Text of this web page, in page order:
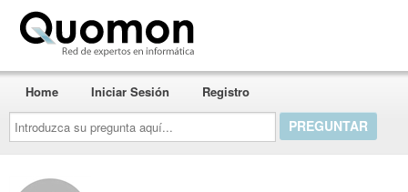
Introduzca
su
pregunta
aquí...
Home Iniciar Sesión Registro